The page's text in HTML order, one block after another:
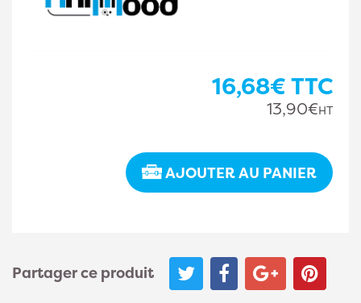
16,68€TTC
13,90€HT
AJOUTER AU PANIER
Partager ce produit